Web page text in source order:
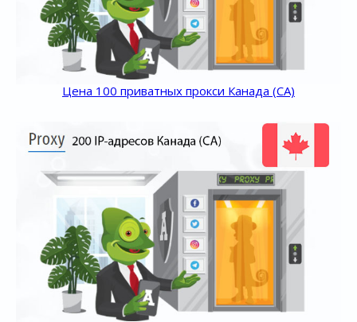
Цена 100 приватных прокси Канада (CA)